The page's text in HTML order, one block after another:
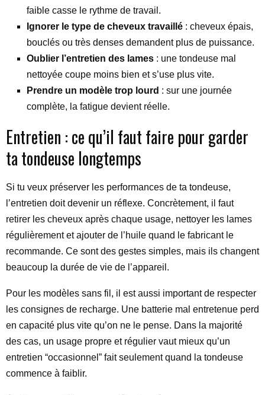
faible casse le rythme de travail.
Ignorer le type de cheveux travaillé : cheveux épais,
bouclés ou très denses demandent plus de puissance.
Oublier l’entretien des lames : une tondeuse mal
nettoyée coupe moins bien et s’use plus vite.
Prendre un modèle trop lourd : sur une journée
complète, la fatigue devient réelle.
Entretien : ce qu’il faut faire pour garder
ta tondeuse longtemps
Si tu veux préserver les performances de ta tondeuse,
l’entretien doit devenir un réflexe. Concrètement, il faut
retirer les cheveux après chaque usage, nettoyer les lames
régulièrement et ajouter de l’huile quand le fabricant le
recommande. Ce sont des gestes simples, mais ils changent
beaucoup la durée de vie de l’appareil.
Pour les modèles sans fil, il est aussi important de respecter
les consignes de recharge. Une batterie mal entretenue perd
en capacité plus vite qu’on ne le pense. Dans la majorité
des cas, un usage propre et régulier vaut mieux qu’un
entretien “occasionnel” fait seulement quand la tondeuse
commence à faiblir.